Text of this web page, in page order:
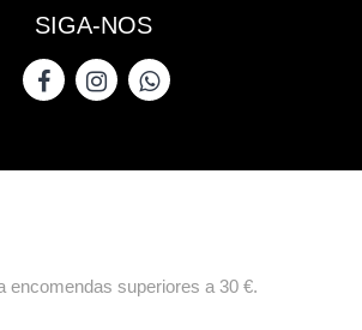
SIGA-NOS
encomendas superiores a 30 €.